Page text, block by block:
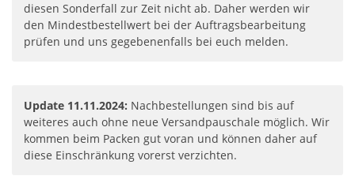
diesen Sonderfall zur Zeit nicht ab. Daher werden wir
den Mindestbestellwert bei der Auftragsbearbeitung
prüfen und uns gegebenenfalls bei euch melden.
Update 11.11.2024: Nachbestellungen sind bis auf
weiteres auch ohne neue Versandpauschale möglich. Wir
kommen beim Packen gut voran und können daher auf
diese Einschränkung vorerst verzichten.